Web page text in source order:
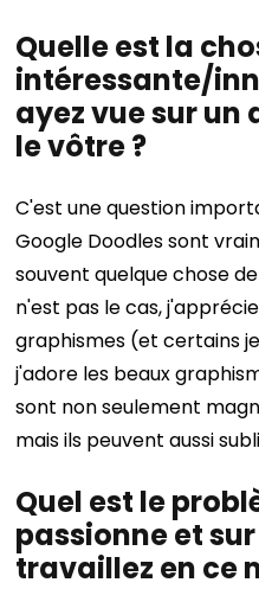
Quelle est la
intéressante/
ayez vue sur
le vôtre ?
C'est une question
Google Doodles sont
souvent quelque chose
n'est pas le cas,
graphismes (et certains
j'adore les beaux
sont non seulement
mais ils peuvent aussi
Quel est le
passionne et
travaillez en ce